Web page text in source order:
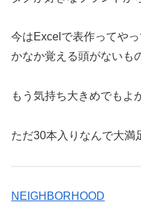
今はExcelで表作ってや
かなか覚える頭がないも
もう気持ち大きめでもよ
ただ30本入りなんで大満
NEIGHBORHOOD